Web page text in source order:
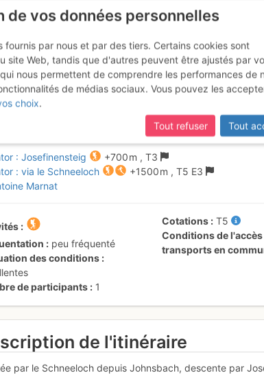
Schneeloch ->
: Josefinensteig +700 m ,T3
: via le Schneeloch
+1500 m ,T5 E3
Marnat
peu fréquenté
des conditions
de participants
1
Cotations
T5
Conditions de
transports en
de l'itinéraire
par le Schneeloch depuis Johnsbach, descente par
vos données personnelles
fournis par nous et par des tiers. Certains cookies sont
site Web, tandis que d'autres peuvent être ajustés par
nous permettent de comprendre les performances de
de médias sociaux. Vous pouvez les
choix.
Tout refuser
Tout